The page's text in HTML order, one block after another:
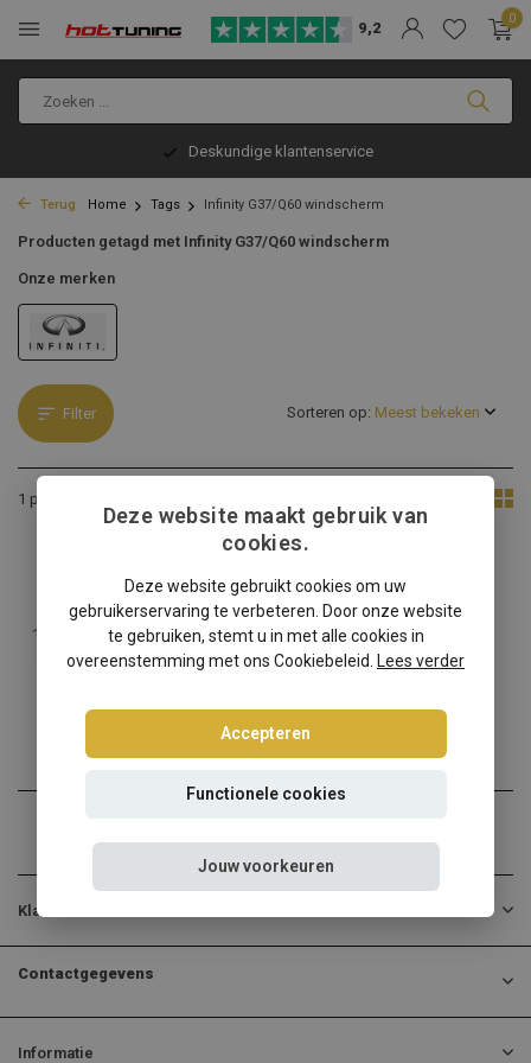
9,2
0
Deskundige klantenservice
Terug Home Tags Infinity G37/Q60 windscherm
Producten getagd met Infinity G37/Q60 windscherm
Onze merken
Filter
1 product
Sorteren op:
Infiniti G37/Q60 windscherm
✔️ Gratis verzending ...
€139,00
Klantenservice
Contactgegevens
Informatie
Deze website maakt gebruik van
cookies.
Deze website gebruikt cookies om uw
gebruikerservaring te verbeteren. Door onze website
te gebruiken, stemt u in met alle cookies in
overeenstemming met ons Cookiebeleid.
Lees verder
Accepteren
Functionele cookies
Jouw voorkeuren